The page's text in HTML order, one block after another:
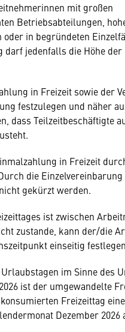
mit großen
Betriebsabteilungen,
in begründeten
jedenfalls die Höhe
in Freizeit sowie der
festzulegen und näher
dass Teilzeitbeschäftigte
in Freizeit
die
gekürzt werden.
ist zwischen
zustande, kann der/die
einseitig
im Sinne des
ist der umgewandelte
Freizeittag
Dezember 2026